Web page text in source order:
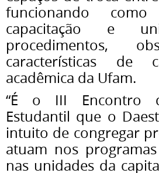
funcionando
capacitação e
procedimentos,
características de
acadêmica da Ufam.
“É o III Encontro
Estudantil que o
intuito de congregar
atuam nos
nas unidades da